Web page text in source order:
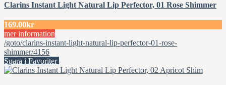
Clarins Instant Light Natural Lip Perfector, 01 Rose Shimmer
169.00kr
mer information
/goto/clarins-instant-light-natural-lip-perfector-01-rose-
shimmer/4156
Spara i Favoriter